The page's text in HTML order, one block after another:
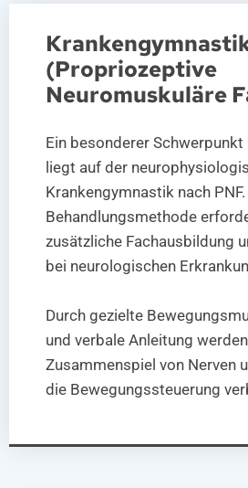
(Propriozeptive
Neuromuskuläre
Ein besonderer Schwerpunkt
liegt auf der
Krankengymnastik nach
Behandlungsmethode
zusätzliche Fachausbildung
bei neurologischen
Durch gezielte
und verbale Anleitung
Zusammenspiel von Nerven
die Bewegungssteuerung